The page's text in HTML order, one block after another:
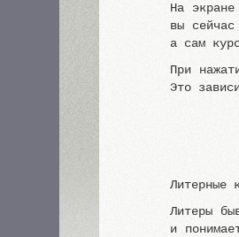
На
вы
а сам
При
Это
Литерные
Литеры
и